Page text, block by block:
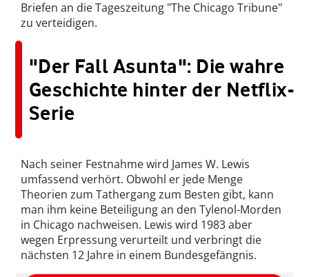
Briefen an die Tageszeitung "The Chicago Tribune"
zu verteidigen.
"Der Fall Asunta": Die wahre
Geschichte hinter der Netflix-
Serie
Nach seiner Festnahme wird James W. Lewis
umfassend verhört. Obwohl er jede Menge
Theorien zum Tathergang zum Besten gibt, kann
man ihm keine Beteiligung an den Tylenol-Morden
in Chicago nachweisen. Lewis wird 1983 aber
wegen Erpressung verurteilt und verbringt die
nächsten 12 Jahre in einem Bundesgefängnis.